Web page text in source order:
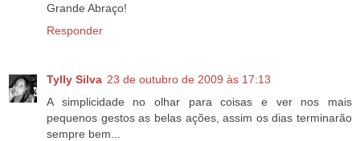
Grande Abraço!
Responder
Tylly Silva 23 de outubro de 2009 às 17:13
A simplicidade no olhar para coisas e ver nos mais
pequenos gestos as belas ações, assim os dias terminarão
sempre bem...